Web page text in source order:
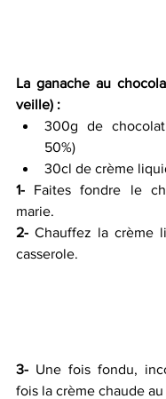
La ganache au
veille) :
300g de
50%)
30cl de crème
1- Faites fondre le
marie.
2- Chauffez la crème
casserole.
3- Une fois fondu,
fois la crème chaude